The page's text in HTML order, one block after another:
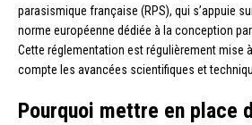
parasismique française (RPS), qui s’appuie
norme européenne dédiée à la conception
Cette réglementation est régulièrement mise
compte les avancées scientifiques et
Pourquoi mettre en place